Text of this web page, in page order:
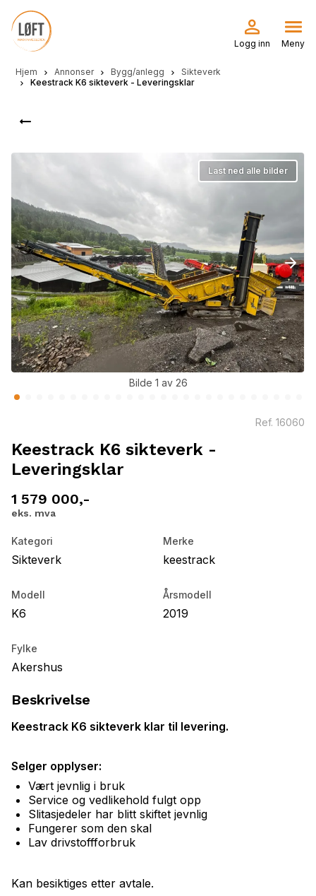
Hopp
hovedinnhold
Logg inn Meny
Hjem Annonser Bygg/anlegg
Sikteverk
Keestrack K6 sikteverk - Leveringsklar
Bilde 1 av 26
Last ned alle bilder
Ref. 16060
Keestrack K6 sikteverk -
Leveringsklar
1 579 000,-
eks. mva
Kategori
Sikteverk
Merke
keestrack
Modell
K6
Årsmodell
2019
Fylke
Akershus
Beskrivelse
Keestrack K6 sikteverk klar til levering.
Selger opplyser:
Vært jevnlig i bruk
Service og vedlikehold fulgt opp
Slitasjedeler har blitt skiftet jevnlig
Fungerer som den skal
Lav drivstoffforbruk
Kan besiktiges etter avtale.